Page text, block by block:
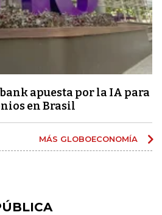
apuesta por la IA para
en Brasil
MÁS GLOBOECONOMÍA